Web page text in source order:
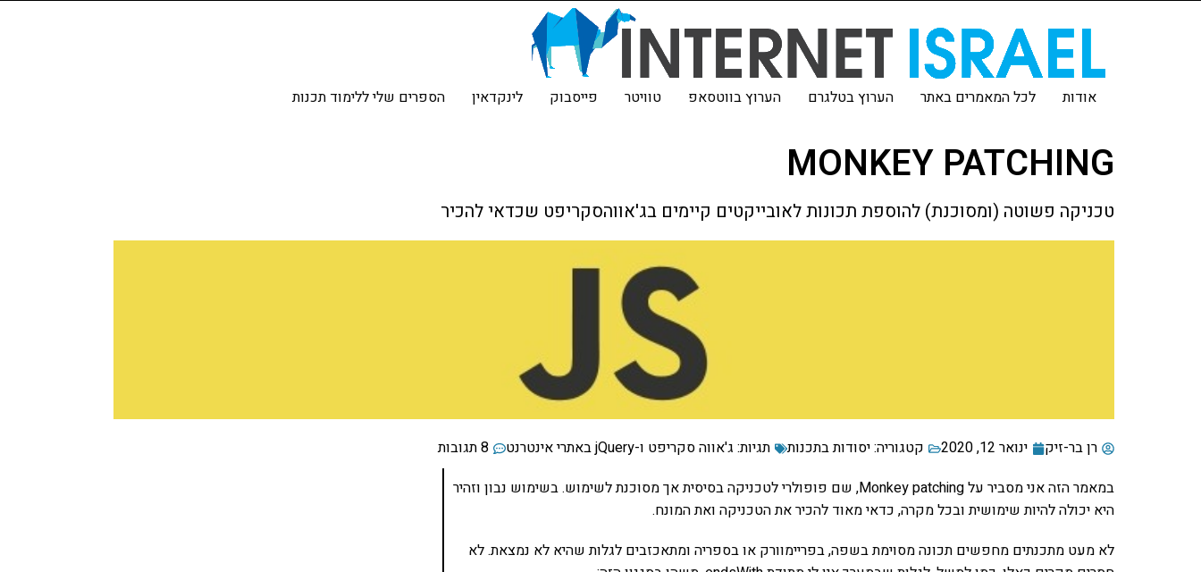
אודות לכל המאמרים באתר הערוץ בטלגרם הערוץ בווטסאפ טוויטר פייסבוק לינקדאין הספרים שלי ללימוד תכנות
MONKEY PATCHING
טכניקה פשוטה (ומסוכנת) להוספת תכונות לאובייקטים קיימים בג'אווהסקריפט שכדאי להכיר
רן בר-זיק ינואר 12, 2020 קטגוריה:יסודות בתכנות תגיות: ג'אווה סקריפט ו-jQuery באתרי אינטרנט
8 תגובות
במאמר הזה אני מסביר על Monkey patching, שם פופולרי לטכניקה בסיסית אך מסוכנת לשימוש. בשימוש נבון וזהיר
היא יכולה להיות שימושית ובכל מקרה, כדאי מאוד להכיר את הטכניקה ואת המונח.
לא מעט מתכנתים מחפשים תכונה מסוימת בשפה, בפריימוורק או בספריה ומתאכזבים לגלות שהיא לא נמצאת. לא